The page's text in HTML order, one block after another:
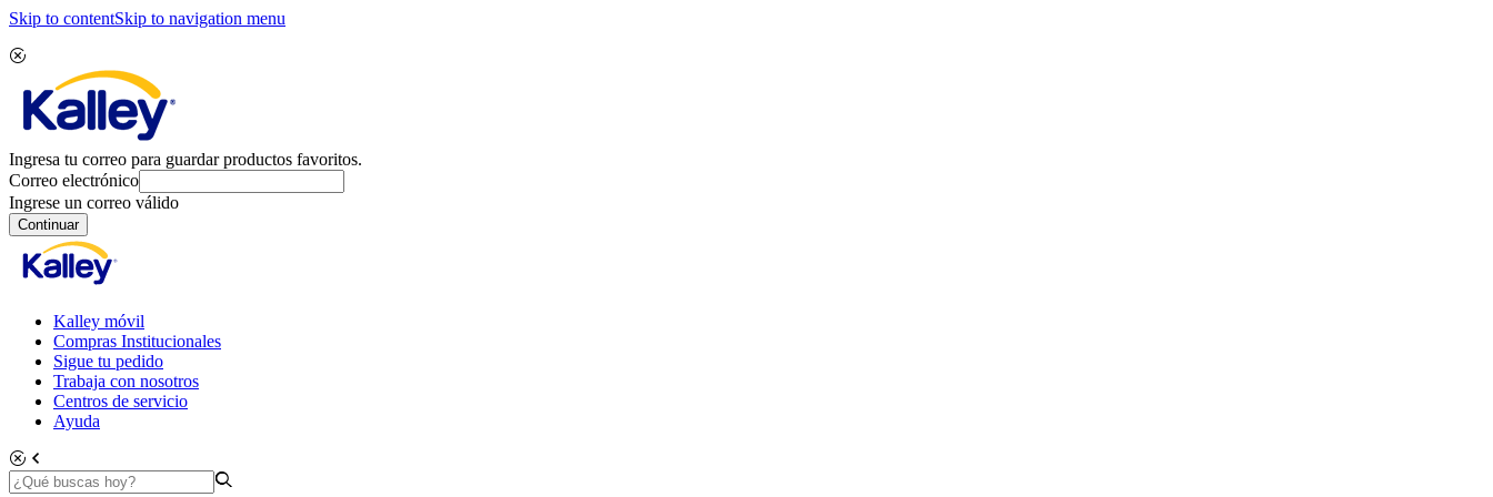
Skip to contentSkip to navigation menu
Ingresa tu correo para guardar productos favoritos.
Correo electrónico
Ingrese un correo válido
Continuar
Kalley móvil
Compras Institucionales
Sigue tu pedido
Trabaja con nosotros
Centros de servicio
Ayuda